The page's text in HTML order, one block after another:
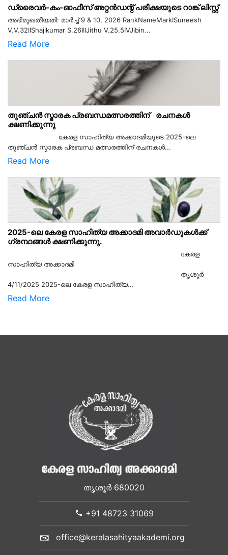
ഡ്രൈവർ-കം-ഓഫീസ് അറ്റൻഡന്റ് പരീക്ഷയുടെ റാങ്ക് ലിസ്റ്റ്
അഭിമുഖതീയതി: മാർച്ച് 9 & 10, 2026 RankNameMarkISuneesh
V.V.32IIShajikumar S.26IIIJithu V.25.5IVJibin...
Read More
തുഞ്ചൻ സ്മാരക പ്രബന്ധമത്സരത്തിന് രചനകൾ
ക്ഷണിക്കുന്നു
കേരള സാഹിത്യ അക്കാദമിയുടെ 2025-ലെ
തുഞ്ചൻ സ്മാരക പ്രബന്ധ മത്സരത്തിന് രചനകൾ...
Read More
2025-ലെ കേരള സാഹിത്യ അക്കാദമി അവാർഡുകൾക്ക്
ഗ്രന്ഥങ്ങൾ ക്ഷണിക്കുന്നു.
കേരള
സാഹിത്യ അക്കാദമി
തൃശൂര്‍
4/11/2025 2025-ലെ കേരള സാഹിത്യ...
Read More
തൃശൂർ 680020
+91 48723 31069
office@keralasahityaakademi.org